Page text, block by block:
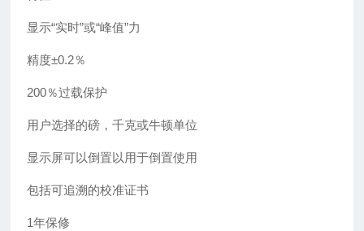
显示“实时”或“峰值”力
精度±0.2％
200％过载保护
用户选择的磅，千克或牛顿单位
显示屏可以倒置以用于倒置使用
包括可追溯的校准证书
1年保修